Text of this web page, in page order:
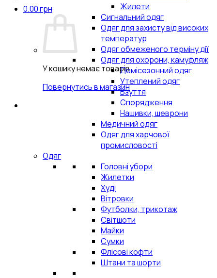
0.00грн
У кошику немає товарів.
Повернутись в магазин
Жилети
Сигнальний одяг
Одяг для захисту від високих
температур
Одяг обмеженого терміну дії
Одяг для охорони, камуфляж
Демісезонний одяг
Утеплений одяг
Взуття
Спорядження
Нашивки, шеврони
Медичний одяг
Одяг для харчової
промисловості
Одяг
Головні убори
Жилетки
Худі
Вітровки
Футболки, трикотаж
Світшоти
Майки
Сумки
Флісові кофти
Штани та шорти